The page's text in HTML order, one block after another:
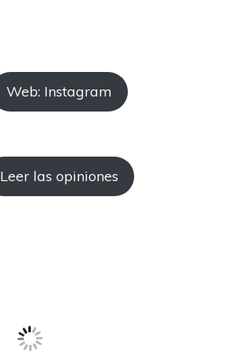
Web: Instagram
Leer las opiniones